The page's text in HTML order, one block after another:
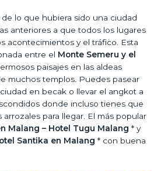
lo que hubiera sido una ciudad
anteriores a que todos los lugares
acontecimientos y el tráfico. Esta
entre el Monte Semeru y el
paisajes en las aldeas
muchos templos. Puedes pasear
en becak o llevar el angkot a
donde incluso tienes que
arrozales para llegar. El más popular
Malang – Hotel Tugu Malang * y
Santika en Malang * con buena